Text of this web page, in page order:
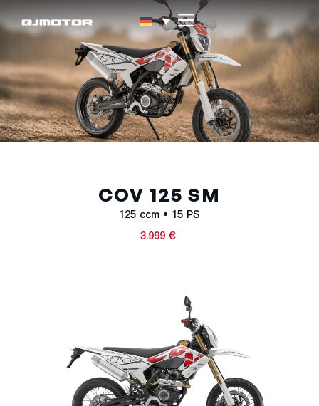
COV 125 SM
125 ccm • 15 PS
3.999 €